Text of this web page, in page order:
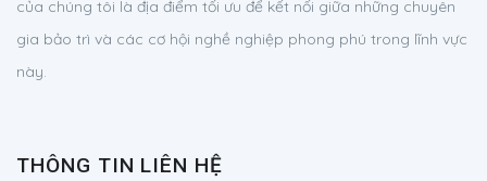
của chúng tôi là địa điểm tối ưu để kết nối giữa những chuyên
gia bảo trì và các cơ hội nghề nghiệp phong phú trong lĩnh vực
này.
THÔNG TIN LIÊN HỆ